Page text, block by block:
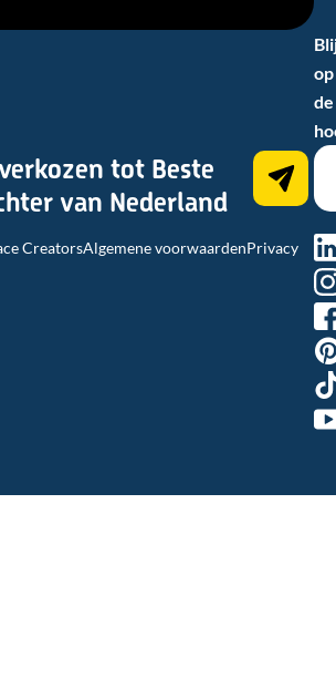
tot Beste
van Nederland
op
de
CreatorsAlgemene voorwaardenPrivacy